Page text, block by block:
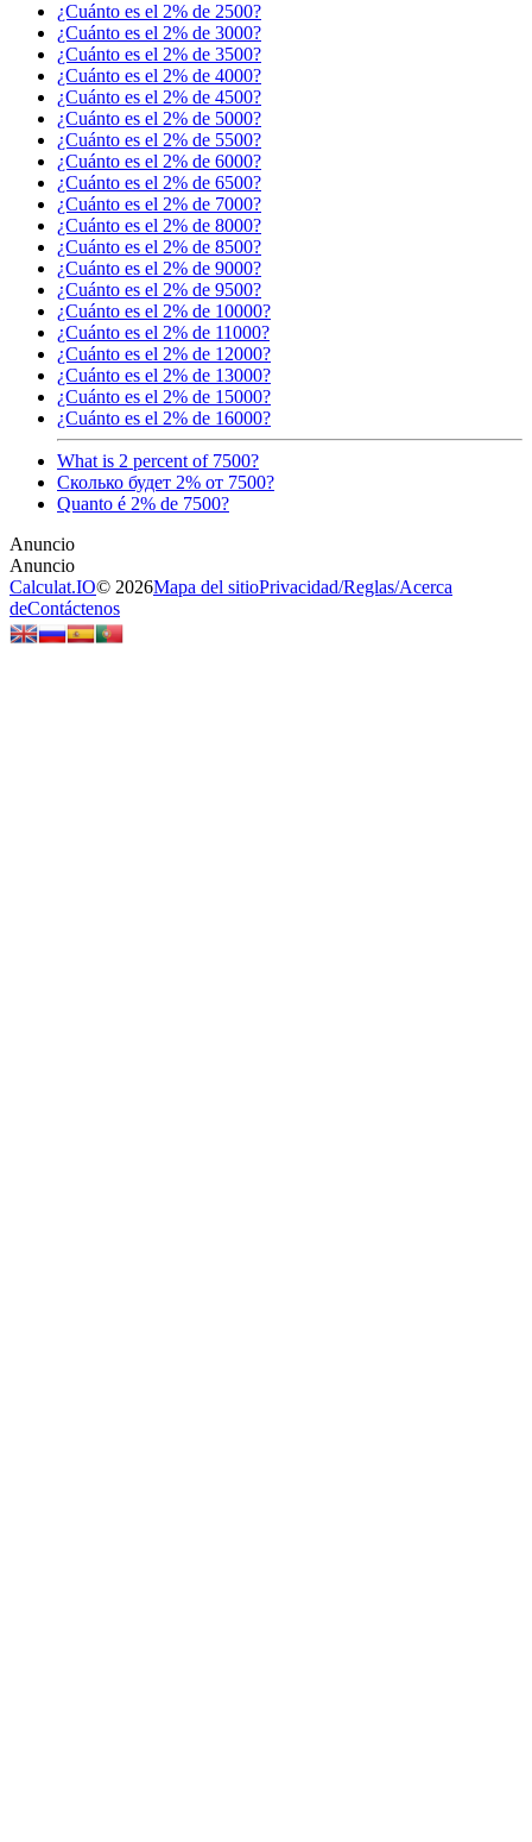
¿Cuánto es el 2% de 2500?
¿Cuánto es el 2% de 3000?
¿Cuánto es el 2% de 3500?
¿Cuánto es el 2% de 4000?
¿Cuánto es el 2% de 4500?
¿Cuánto es el 2% de 5000?
¿Cuánto es el 2% de 5500?
¿Cuánto es el 2% de 6000?
¿Cuánto es el 2% de 6500?
¿Cuánto es el 2% de 7000?
¿Cuánto es el 2% de 8000?
¿Cuánto es el 2% de 8500?
¿Cuánto es el 2% de 9000?
¿Cuánto es el 2% de 9500?
¿Cuánto es el 2% de 10000?
¿Cuánto es el 2% de 11000?
¿Cuánto es el 2% de 12000?
¿Cuánto es el 2% de 13000?
¿Cuánto es el 2% de 15000?
¿Cuánto es el 2% de 16000?
What is 2 percent of 7500?
Сколько будет 2% от 7500?
Quanto é 2% de 7500?
Calculat.IO© 2026Mapa del sitioPrivacidad/Reglas/Acerca
deContáctenos